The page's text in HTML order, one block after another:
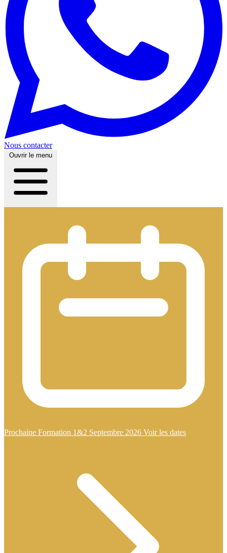
Nous contacter
Ouvrir le menu
Prochaine Formation 1&2 Septembre 2026 Voir les dates